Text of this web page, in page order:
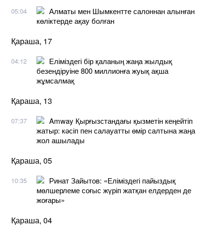
05:04
Алматы мен Шымкентте салоннан алынған
көліктерде ақау болған
Қараша, 17
04:12
Еліміздегі бір қаланың жаңа жылдық
безендіруіне 800 миллионға жуық ақша
жұмсалмақ
Қараша, 13
07:37
Amway Қырғызстандағы қызметін кеңейтіп
жатыр: кәсіп пен салауатты өмір салтына жаңа
жол ашылады
Қараша, 05
10:35
Ринат Зайытов: «Еліміздегі пайыздық
мөлшерлеме соғыс жүріп жатқан елдерден де
жоғары»
Қараша, 04